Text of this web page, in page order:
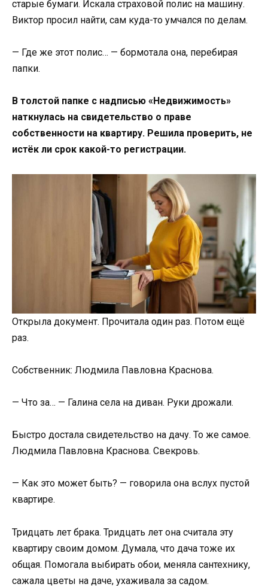
старые бумаги. Искала страховой полис на машину.
Виктор просил найти, сам куда-то умчался по делам.
— Где же этот полис… — бормотала она, перебирая
папки.
В толстой папке с надписью «Недвижимость»
наткнулась на свидетельство о праве
собственности на квартиру. Решила проверить, не
истёк ли срок какой-то регистрации.
Открыла документ. Прочитала один раз. Потом ещё
раз.
Собственник: Людмила Павловна Краснова.
— Что за… — Галина села на диван. Руки дрожали.
Быстро достала свидетельство на дачу. То же самое.
Людмила Павловна Краснова. Свекровь.
— Как это может быть? — говорила она вслух пустой
квартире.
Тридцать лет брака. Тридцать лет она считала эту
квартиру своим домом. Думала, что дача тоже их
общая. Помогала выбирать обои, меняла сантехнику,
сажала цветы на даче, ухаживала за садом.